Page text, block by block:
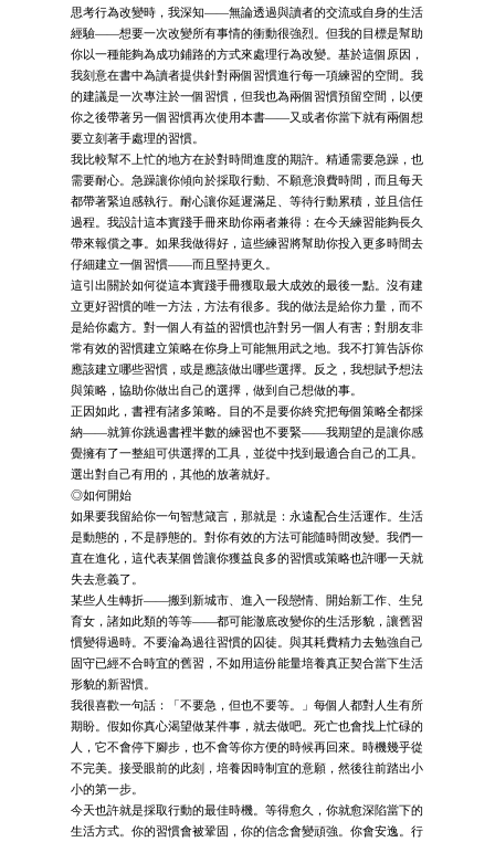
思考行為改變時，我深知——無論透過與讀者的交流或自身的生活
經驗——想要一次改變所有事情的衝動很強烈。但我的目標是幫助
你以一種能夠為成功鋪路的方式來處理行為改變。基於這個原因，
我刻意在書中為讀者提供針對兩個習慣進行每一項練習的空間。我
的建議是一次專注於一個習慣，但我也為兩個習慣預留空間，以便
你之後帶著另一個習慣再次使用本書——又或者你當下就有兩個想
要立刻著手處理的習慣。
我比較幫不上忙的地方在於對時間進度的期許。精通需要急躁，也
需要耐心。急躁讓你傾向於採取行動、不願意浪費時間，而且每天
都帶著緊迫感執行。耐心讓你延遲滿足、等待行動累積，並且信任
過程。我設計這本實踐手冊來助你兩者兼得：在今天練習能夠長久
帶來報償之事。如果我做得好，這些練習將幫助你投入更多時間去
仔細建立一個習慣——而且堅持更久。
這引出關於如何從這本實踐手冊獲取最大成效的最後一點。沒有建
立更好習慣的唯一方法，方法有很多。我的做法是給你力量，而不
是給你處方。對一個人有益的習慣也許對另一個人有害；對朋友非
常有效的習慣建立策略在你身上可能無用武之地。我不打算告訴你
應該建立哪些習慣，或是應該做出哪些選擇。反之，我想賦予想法
與策略，協助你做出自己的選擇，做到自己想做的事。
正因如此，書裡有諸多策略。目的不是要你終究把每個策略全都採
納——就算你跳過書裡半數的練習也不要緊——我期望的是讓你感
覺擁有了一整組可供選擇的工具，並從中找到最適合自己的工具。
選出對自己有用的，其他的放著就好。
◎如何開始
如果要我留給你一句智慧箴言，那就是：永遠配合生活運作。生活
是動態的，不是靜態的。對你有效的方法可能隨時間改變。我們一
直在進化，這代表某個曾讓你獲益良多的習慣或策略也許哪一天就
失去意義了。
某些人生轉折——搬到新城市、進入一段戀情、開始新工作、生兒
育女，諸如此類的等等——都可能澈底改變你的生活形貌，讓舊習
慣變得過時。不要淪為過往習慣的囚徒。與其耗費精力去勉強自己
固守已經不合時宜的舊習，不如用這份能量培養真正契合當下生活
形貌的新習慣。
我很喜歡一句話：「不要急，但也不要等。」每個人都對人生有所
期盼。假如你真心渴望做某件事，就去做吧。死亡也會找上忙碌的
人，它不會停下腳步，也不會等你方便的時候再回來。時機幾乎從
不完美。接受眼前的此刻，培養因時制宜的意願，然後往前踏出小
小的第一步。
今天也許就是採取行動的最佳時機。等得愈久，你就愈深陷當下的
生活方式。你的習慣會被鞏固，你的信念會變頑強。你會安逸。行